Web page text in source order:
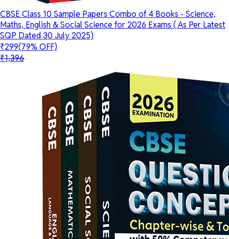
CBSE Class 10 Sample Papers Combo of 4 Books - Science,
Maths, English & Social Science for 2026 Exams ( As Per Latest
SQP Dated 30 July 2025)
₹299(79% OFF)
₹1,396